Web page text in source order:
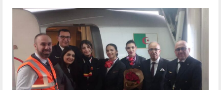
رايتس
ووتش”
تدعو
السلطات
اللبنانية
الى
الافراج
الفوري
عن
هانيبال
القذافي